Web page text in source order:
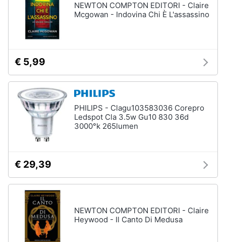
NEWTON COMPTON EDITORI - Claire
Mcgowan - Indovina Chi È L'assassino
€ 5,99
PHILIPS - Clagu103583036 Corepro
Ledspot Cla 3.5w Gu10 830 36d
3000°k 265lumen
€ 29,39
NEWTON COMPTON EDITORI - Claire
Heywood - Il Canto Di Medusa